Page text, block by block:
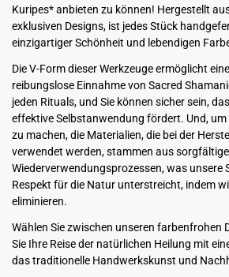
Kuripes* anbieten zu können! Hergestellt
exklusiven Designs, ist jedes Stück
einzigartiger Schönheit und lebendigen
Die V-Form dieser Werkzeuge ermöglicht
reibungslose Einnahme von Sacred
jeden Rituals, und Sie können sicher sein,
effektive Selbstanwendung fördert. Und, um
zu machen, die Materialien, die bei der
verwendet werden, stammen aus
Wiederverwendungsprozessen, was unsere
Respekt für die Natur unterstreicht, indem
eliminieren.
Wählen Sie zwischen unseren farbenfrohen
Sie Ihre Reise der natürlichen Heilung mit
das traditionelle Handwerkskunst und